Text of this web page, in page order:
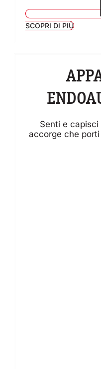
SCOPRI DI PIÙ
Senti e capisci
accorge che